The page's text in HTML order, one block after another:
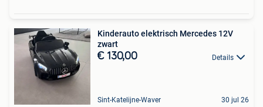
Kinderauto elektrisch Mercedes 12V
zwart
€ 130,00 Details
Sint-Katelijne-Waver 30 jul 26